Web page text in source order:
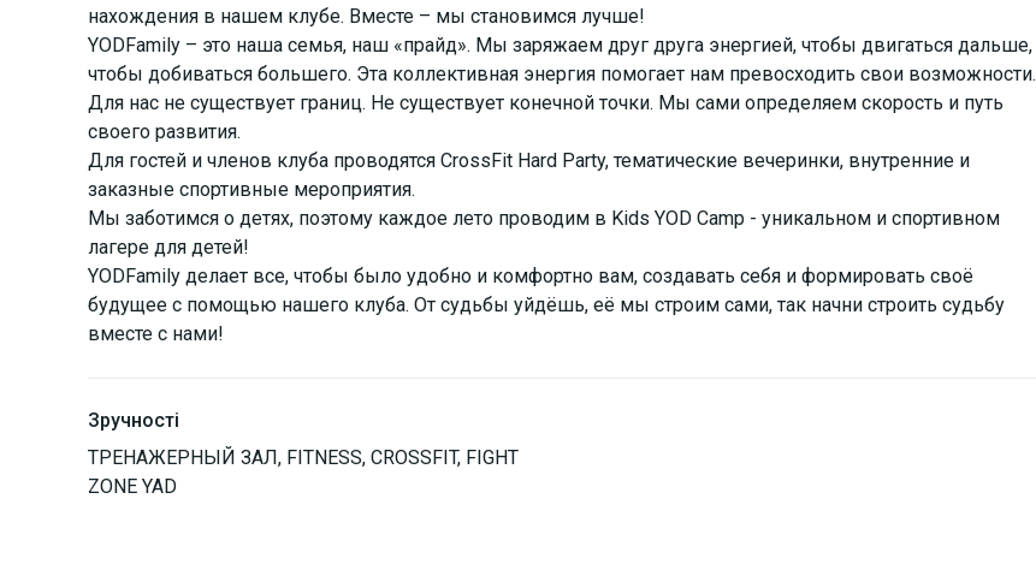
нахождения в нашем клубе. Вместе – мы становимся лучше!
YODFamily – это наша семья, наш «прайд». Мы заряжаем друг друга энергией, чтобы двигаться дальше,
чтобы добиваться большего. Эта коллективная энергия помогает нам превосходить свои возможности.
Для нас не существует границ. Не существует конечной точки. Мы сами определяем скорость и путь
своего развития.
Для гостей и членов клуба проводятся CrossFit Hard Party, тематические вечеринки, внутренние и
заказные спортивные мероприятия.
Мы заботимся о детях, поэтому каждое лето проводим в Kids YOD Camp - уникальном и спортивном
лагере для детей!
YODFamily делает все, чтобы было удобно и комфортно вам, создавать себя и формировать своё
будущее с помощью нашего клуба. От судьбы уйдёшь, её мы строим сами, так начни строить судьбу
вместе с нами!
Зручності
ТРЕНАЖЕРНЫЙ ЗАЛ, FITNESS, CROSSFIT, FIGHT
ZONE YAD